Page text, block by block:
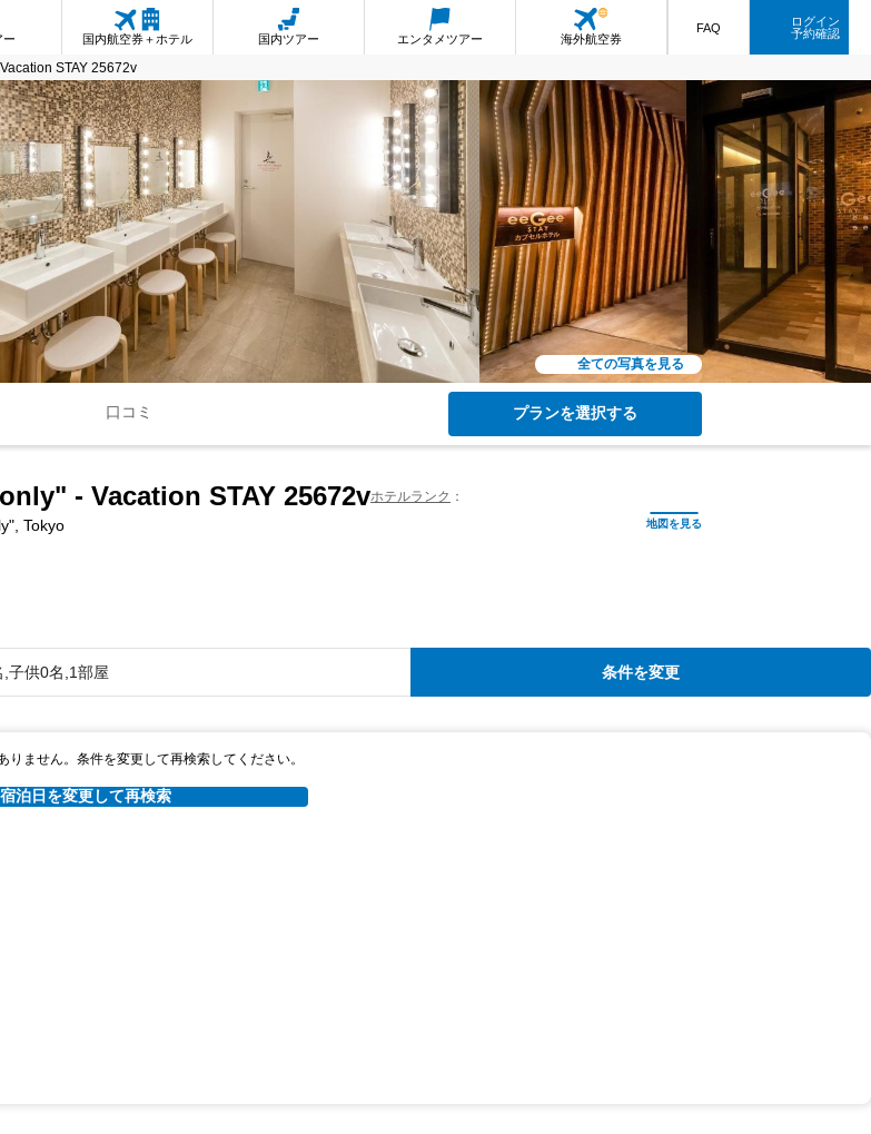
ー 国内航空券＋ホテル 国内ツアー エンタメツアー 海外航空券
FAQ
ログイン
予約確認
STAY 25672v
全ての写真を見る
口コミ プランを選択する
- Vacation STAY 25672vホテルランク
Tokyo
,子供0名,1部屋 条件を変更
りません。条件を変更して再検索してください。
宿泊日を変更して再検索